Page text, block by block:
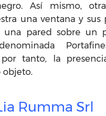
Así mismo,
una ventana y sus
pared sobre un
por tanto, la
Rumma Srl